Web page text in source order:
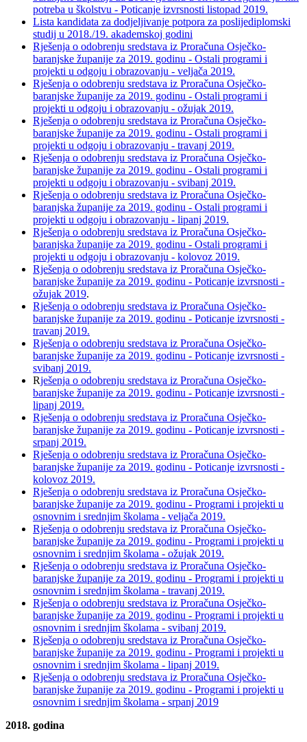
potreba u školstvu - Poticanje izvrsnosti listopad 2019.
Lista kandidata za dodjeljivanje potpora za poslijediplomski
studij u 2018./19. akademskoj godini
Rješenja o odobrenju sredstava iz Proračuna Osječko-
baranjske županije za 2019. godinu - Ostali programi i
projekti u odgoju i obrazovanju - veljača 2019.
Rješenja o odobrenju sredstava iz Proračuna Osječko-
baranjske županije za 2019. godinu - Ostali programi i
projekti u odgoju i obrazovanju - ožujak 2019.
Rješenja o odobrenju sredstava iz Proračuna Osječko-
baranjske županije za 2019. godinu - Ostali programi i
projekti u odgoju i obrazovanju - travanj 2019.
Rješenja o odobrenju sredstava iz Proračuna Osječko-
baranjske županije za 2019. godinu - Ostali programi i
projekti u odgoju i obrazovanju - svibanj 2019.
Rješenja o odobrenju sredstava iz Proračuna Osječko-
baranjska županije za 2019. godinu - Ostali programi i
projekti u odgoju i obrazovanju - lipanj 2019.
Rješenja o odobrenju sredstava iz Proračuna Osječko-
baranjska županije za 2019. godinu - Ostali programi i
projekti u odgoju i obrazovanju - kolovoz 2019.
Rješenja o odobrenju sredstava iz Proračuna Osječko-
baranjske županije za 2019. godinu - Poticanje izvrsnosti -
ožujak 2019.
Rješenja o odobrenju sredstava iz Proračuna Osječko-
baranjske županije za 2019. godinu - Poticanje izvrsnosti -
travanj 2019.
Rješenja o odobrenju sredstava iz Proračuna Osječko-
baranjske županije za 2019. godinu - Poticanje izvrsnosti -
svibanj 2019.
Rješenja o odobrenju sredstava iz Proračuna Osječko-
baranjske županije za 2019. godinu - Poticanje izvrsnosti -
lipanj 2019.
Rješenja o odobrenju sredstava iz Proračuna Osječko-
baranjske županije za 2019. godinu - Poticanje izvrsnosti -
srpanj 2019.
Rješenja o odobrenju sredstava iz Proračuna Osječko-
baranjske županije za 2019. godinu - Poticanje izvrsnosti -
kolovoz 2019.
Rješenja o odobrenju sredstava iz Proračuna Osječko-
baranjske županije za 2019. godinu - Programi i projekti u
osnovnim i srednjim školama - veljača 2019.
Rješenja o odobrenju sredstava iz Proračuna Osječko-
baranjske županije za 2019. godinu - Programi i projekti u
osnovnim i srednjim školama - ožujak 2019.
Rješenja o odobrenju sredstava iz Proračuna Osječko-
baranjske županije za 2019. godinu - Programi i projekti u
osnovnim i srednjim školama - travanj 2019.
Rješenja o odobrenju sredstava iz Proračuna Osječko-
baranjske županije za 2019. godinu - Programi i projekti u
osnovnim i srednjim školama - svibanj 2019.
Rješenja o odobrenju sredstava iz Proračuna Osječko-
baranjske županije za 2019. godinu - Programi i projekti u
osnovnim i srednjim školama - lipanj 2019.
Rješenja o odobrenju sredstava iz Proračuna Osječko-
baranjske županije za 2019. godinu - Programi i projekti u
osnovnim i srednjim školama - srpanj 2019
2018. godina